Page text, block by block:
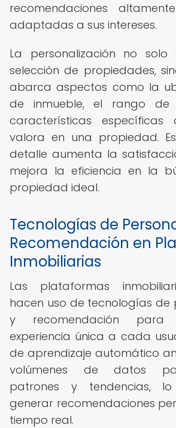
recomendaciones
adaptadas a sus intereses.
La personalización no
selección de propiedades,
abarca aspectos como la
de inmueble, el rango
características
valora en una propiedad.
detalle aumenta la
mejora la eficiencia en la
propiedad ideal.
Tecnologías de
Recomendación en
Inmobiliarias
Las plataformas
hacen uso de tecnologías de
y recomendación para
experiencia única a cada
de aprendizaje automático
volúmenes de datos
patrones y tendencias,
generar recomendaciones
tiempo real.